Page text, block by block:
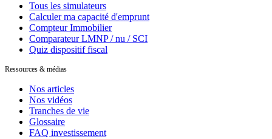
Tous les simulateurs
Calculer ma capacité d'emprunt
Compteur Immobilier
Comparateur LMNP / nu / SCI
Quiz dispositif fiscal
Ressources & médias
Nos articles
Nos vidéos
Tranches de vie
Glossaire
FAQ investissement